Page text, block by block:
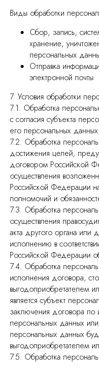
Виды обработки
Сбор, запись,
хранение,
персональных
Отправка
электронной почты
7. Условия обработки
7.1. Обработка
с согласия субъекта
его персональных данных.
7.2. Обработка
достижения целей,
договором Российской
осуществления
Российской Федерации
полномочий и
7.3. Обработка
осуществления
акта другого органа
исполнению в
Российской Федерации
7.4. Обработка
исполнения договора,
выгодоприобретателем
является субъект
заключения договора по
персональных данных
персональных данных
выгодоприобретателем
7.5. Обработка